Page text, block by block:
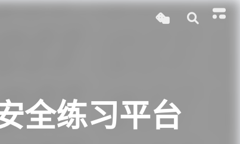
全练习平台